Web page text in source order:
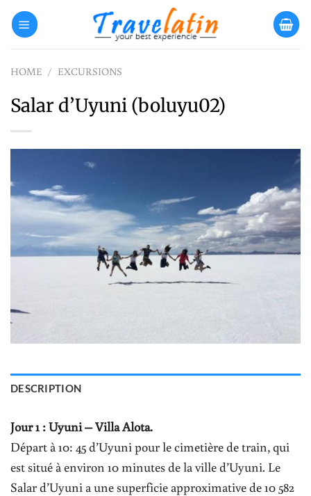
Skip
HOME / EXCURSIONS
Salar d’Uyuni (boluyu02)
DESCRIPTION
Jour 1 : Uyuni – Villa Alota.
Départ à 10: 45 d’Uyuni pour le cimetière de train, qui
est situé à environ 10 minutes de la ville d’Uyuni. Le
Salar d’Uyuni a une superficie approximative de 10 582